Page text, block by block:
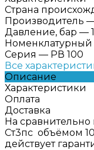
Страна
Производитель
Давление, бар —
Серия — РВ 100
Все
Описание
Характеристики
Оплата
Доставка
На
Ст3пс объёмом
действует